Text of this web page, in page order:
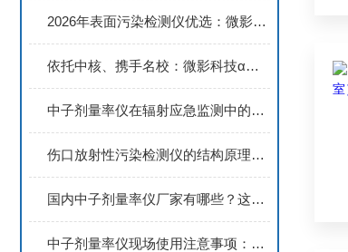
2026年表面污染检测仪优选：微影(上海)仪器科技有限公司
依托中核、携手名校：微影科技α能谱仪的研发实力与品牌优势
中子剂量率仪在辐射应急监测中的快速部署操作规范
伤口放射性污染检测仪的结构原理与现场操作维护全解析
国内中子剂量率仪厂家有哪些？这家优质供应商值得收藏
中子剂量率仪现场使用注意事项：距离、位置与测量时间的把握